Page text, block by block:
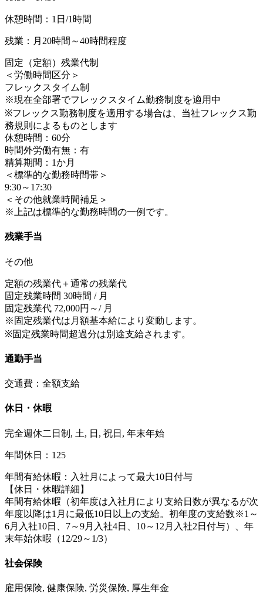
休憩時間：1日/1時間
残業：月20時間～40時間程度
固定（定額）残業代制
＜労働時間区分＞
フレックスタイム制
※現在全部署でフレックスタイム勤務制度を適用中
※フレックス勤務制度を適用する場合は、当社フレックス勤
務規則によるものとします
休憩時間：60分
時間外労働有無：有
精算期間：1か月
＜標準的な勤務時間帯＞
9:30～17:30
＜その他就業時間補足＞
※上記は標準的な勤務時間の一例です。
残業手当
その他
定額の残業代＋通常の残業代
固定残業時間 30時間 / 月
固定残業代 72,000円～/ 月
※固定残業代は月額基本給により変動します。
※固定残業時間超過分は別途支給されます。
通勤手当
交通費：全額支給
休日・休暇
完全週休二日制, 土, 日, 祝日, 年末年始
年間休日：125
年間有給休暇：入社月によって最大10日付与
【休日・休暇詳細】
年間有給休暇（初年度は入社月により支給日数が異なるが次
年度以降は1月に最低10日以上の支給。初年度の支給数※1～
6月入社10日、7～9月入社4日、10～12月入社2日付与）、年
末年始休暇（12/29～1/3）
社会保険
雇用保険, 健康保険, 労災保険, 厚生年金